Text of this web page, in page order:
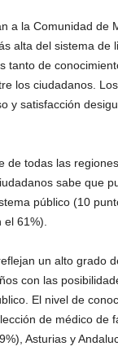
a la Comunidad de
alta del sistema de
tanto de
los ciudadanos.
y satisfacción
de todas las
sabe que
público (10
61%).
un alto grado
con las
El nivel de
de médico de
Asturias y